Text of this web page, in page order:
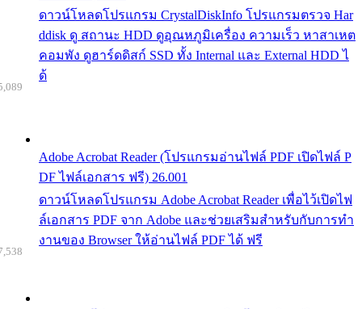
ดาวน์โหลดโปรแกรม CrystalDiskInfo โปรแกรมตรวจ Har
ddisk ดู สถานะ HDD ดูอุณหภูมิเครื่อง ความเร็ว หาสาเหต
คอมพัง ดูฮาร์ดดิสก์ SSD ทั้ง Internal และ External HDD ไ
ด้
Adobe Acrobat Reader (โปรแกรมอ่านไฟล์ PDF เปิดไฟล์ P
DF ไฟล์เอกสาร ฟรี) 26.001
ดาวน์โหลดโปรแกรม Adobe Acrobat Reader เพื่อไว้เปิดไฟ
ล์เอกสาร PDF จาก Adobe และช่วยเสริมสำหรับกับการทำ
งานของ Browser ให้อ่านไฟล์ PDF ได้ ฟรี